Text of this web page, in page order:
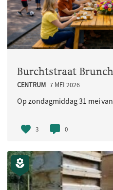
Burchtstraat Brunch
CENTRUM 7 MEI 2026
Op zondagmiddag 31 mei
3 0